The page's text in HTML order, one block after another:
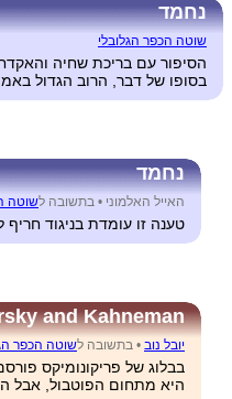
נחמד
שוטה הכפר הגלובלי
הסיפור עם בריכת שחיה
בסופו של דבר, הרוב הגדול
נחמד
האייל האלמוני • בתשובה לשוטה
טענה זו עומדת בניגוד
and Kahneman
יובל נוב • בתשובה לשוטה הכפר
בבלוג של פריקונומיקס
היא מתחום הפוטבול, אבל